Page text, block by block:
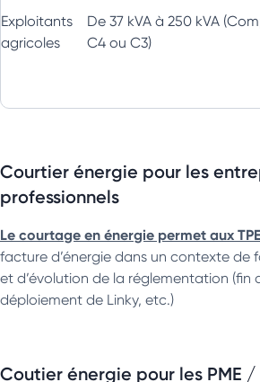
Exploitants
agricoles
De 37 kVA à 250 kVA
C4 ou C3)
Courtier énergie pour les
professionnels
Le courtage en énergie permet aux TPE
facture d’énergie dans un contexte de
et d’évolution de la réglementation (fin
déploiement de Linky, etc.)
Coutier énergie pour les PME /